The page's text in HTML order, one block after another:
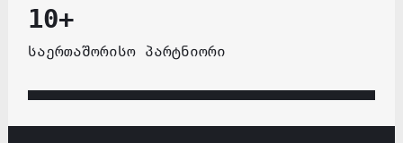
10+
საერთაშორისო პარტნიორი